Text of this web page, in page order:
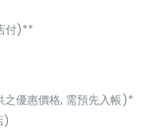
付)**
之優惠價格, 需預先入帳)*
)